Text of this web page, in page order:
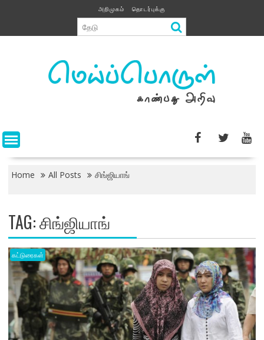
content
அறிமுகம் தொடர்புக்கு
Home All Posts சிங்ஜியாங்
TAG:சிங்ஜியாங்
கட்டுரைகள்